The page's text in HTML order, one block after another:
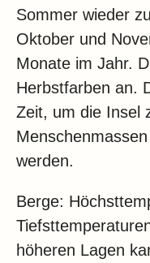
Sommer wieder
Oktober und
Monate im Jahr.
Herbstfarben an.
Zeit, um die Insel
werden.
Berge:
höheren Lagen